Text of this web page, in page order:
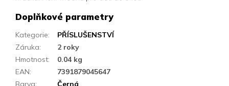
Doplňkové parametry
Kategorie:
PŘÍSLUŠENSTVÍ
Záruka:
2 roky
Hmotnost:
0.04 kg
EAN:
7391879045647
Barva: Černá